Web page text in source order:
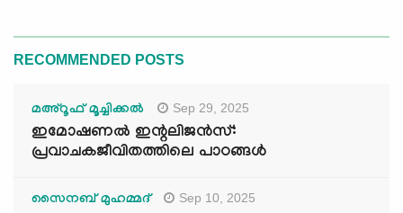
RECOMMENDED POSTS
മഅ്റൂഫ് മൂച്ചിക്കല്‍ Sep 29, 2025
ഇമോഷണൽ ഇന്റലിജൻസ്:
പ്രവാചകജീവിതത്തിലെ പാഠങ്ങൾ
സൈനബ് മുഹമ്മദ് Sep 10, 2025